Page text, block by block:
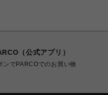
（公式アプリ）
ンでPARCOでのお買い物